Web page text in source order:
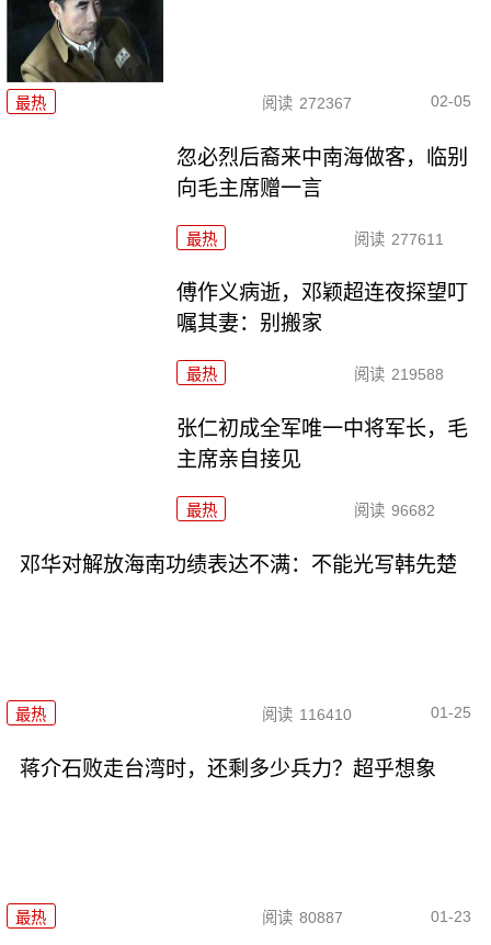
最热 阅读 272367 02-05
忽必烈后裔来中南海做客，临别
向毛主席赠一言
最热 阅读 277611
傅作义病逝，邓颖超连夜探望叮
嘱其妻：别搬家
最热 阅读 219588
张仁初成全军唯一中将军长，毛
主席亲自接见
最热 阅读 96682
邓华对解放海南功绩表达不满：不能光写韩先楚
最热 阅读 116410 01-25
蒋介石败走台湾时，还剩多少兵力？超乎想象
最热 阅读 80887 01-23